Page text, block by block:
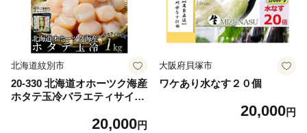
北海道紋別市
20-330 北海道オホーツク海産
ホタテ玉冷バラエティサイズ
20,000円
大阪府貝塚市
ワケあり水なす２０個
20,000円